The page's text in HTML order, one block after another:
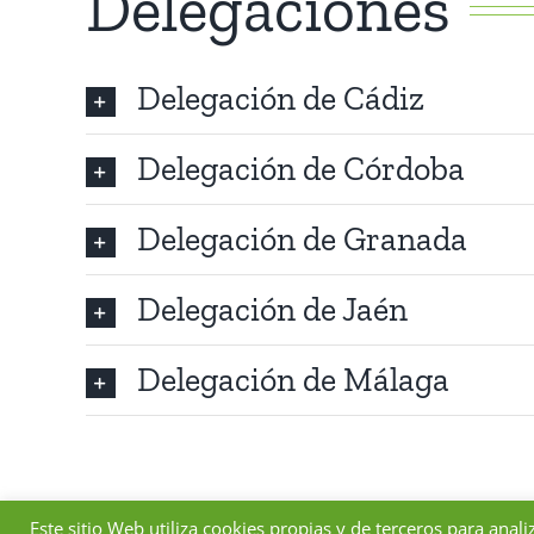
Delegación de Cádiz
Delegación de Córdoba
Delegación de Granada
Delegación de Jaén
Delegación de Málaga
Este sitio Web utiliza cookies propias y de terceros para